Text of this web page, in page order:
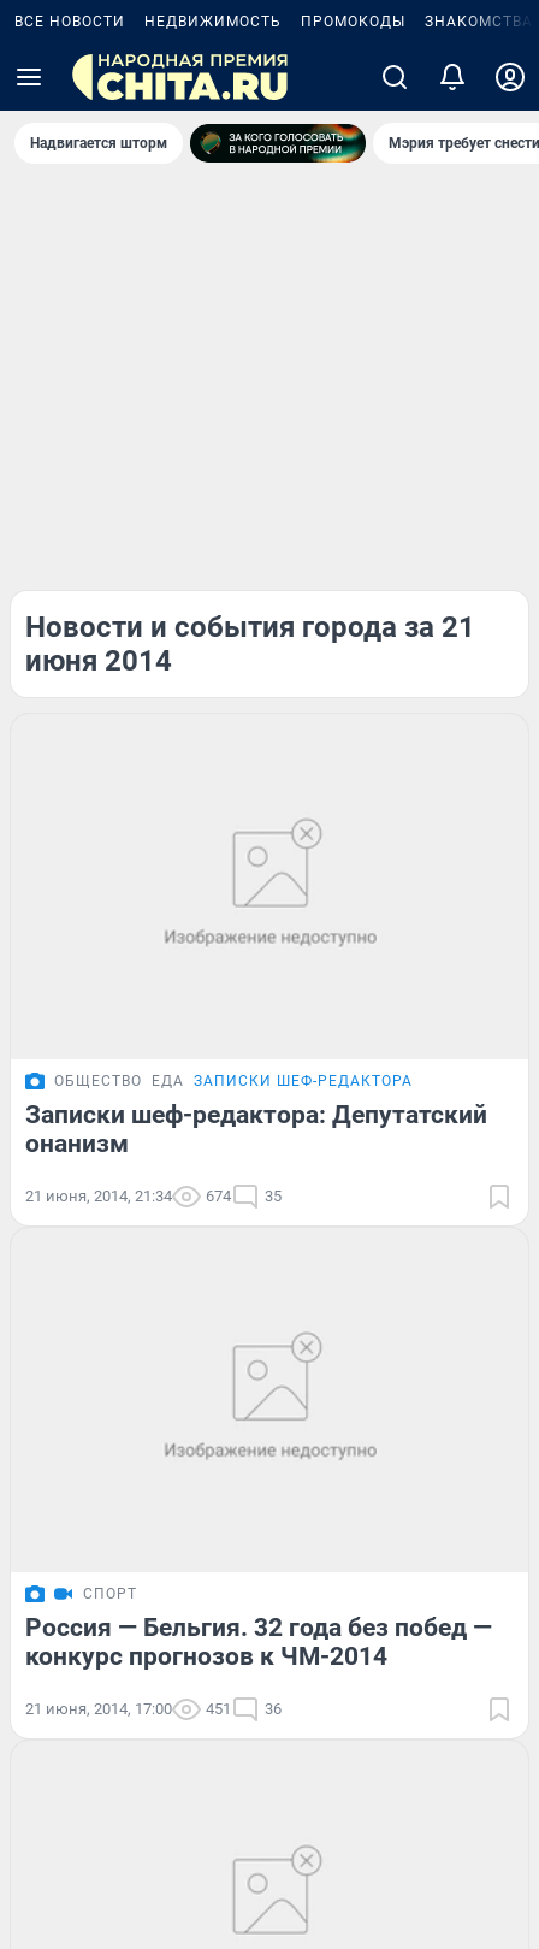
ВСЕ НОВОСТИ НЕДВИЖИМОСТЬ ПРОМОКОДЫ ЗНАКОМСТВА
Надвигается шторм Мэрия требует
Новости и события города за 21
июня 2014
ОБЩЕСТВО ЕДА ЗАПИСКИ ШЕФ-РЕДАКТОРА
Записки шеф-редактора: Депутатский
онанизм
21 июня, 2014, 21:34 674 35
СПОРТ
Россия — Бельгия. 32 года без побед —
конкурс прогнозов к ЧМ-2014
21 июня, 2014, 17:00 451 36